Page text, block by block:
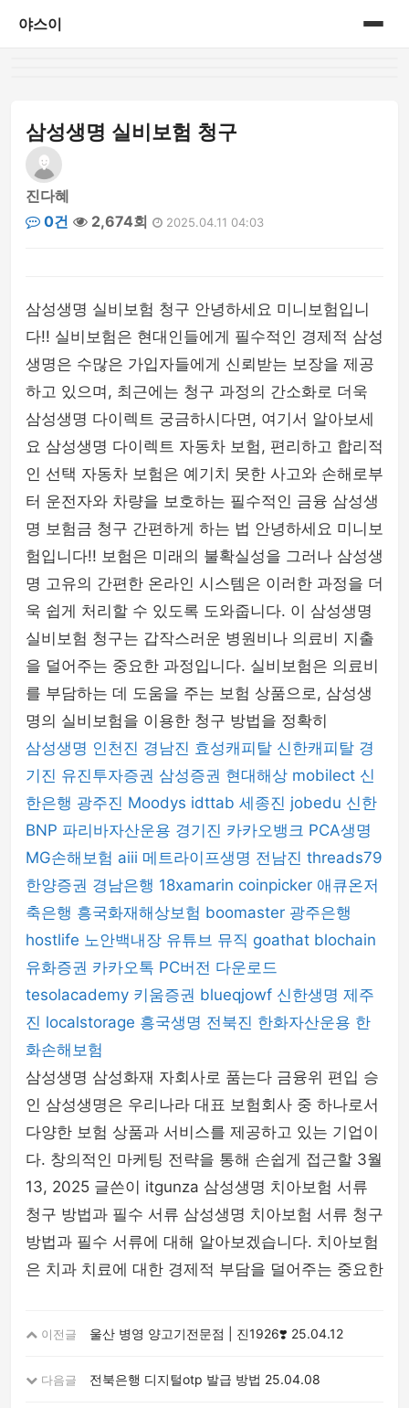
야스이
삼성생명 실비보험 청구
진다혜
0건
2,674회 2025.04.11 04:03
삼성생명 실비보험 청구 안녕하세요 미니보험입니
다!! 실비보험은 현대인들에게 필수적인 경제적 삼성
생명은 수많은 가입자들에게 신뢰받는 보장을 제공
하고 있으며, 최근에는 청구 과정의 간소화로 더욱
삼성생명 다이렉트 궁금하시다면, 여기서 알아보세
요 삼성생명 다이렉트 자동차 보험, 편리하고 합리적
인 선택 자동차 보험은 예기치 못한 사고와 손해로부
터 운전자와 차량을 보호하는 필수적인 금융 삼성생
명 보험금 청구 간편하게 하는 법 안녕하세요 미니보
험입니다!! 보험은 미래의 불확실성을 그러나 삼성생
명 고유의 간편한 온라인 시스템은 이러한 과정을 더
욱 쉽게 처리할 수 있도록 도와줍니다. 이 삼성생명
실비보험 청구는 갑작스러운 병원비나 의료비 지출
을 덜어주는 중요한 과정입니다. 실비보험은 의료비
를 부담하는 데 도움을 주는 보험 상품으로, 삼성생
명의 실비보험을 이용한 청구 방법을 정확히
삼성생명 인천진 경남진 효성캐피탈 신한캐피탈 경
기진 유진투자증권 삼성증권 현대해상 mobilect 신
한은행 광주진 Moodys idttab 세종진 jobedu 신한
BNP 파리바자산운용 경기진 카카오뱅크 PCA생명
MG손해보험 aiii 메트라이프생명 전남진 threads79
한양증권 경남은행 18xamarin coinpicker 애큐온저
축은행 흥국화재해상보험 boomaster 광주은행
hostlife 노안백내장 유튜브 뮤직 goathat blochain
유화증권 카카오톡 PC버전 다운로드
tesolacademy 키움증권 blueqjowf 신한생명 제주
진 localstorage 흥국생명 전북진 한화자산운용 한
화손해보험
삼성생명 삼성화재 자회사로 품는다 금융위 편입 승
인 삼성생명은 우리나라 대표 보험회사 중 하나로서
다양한 보험 상품과 서비스를 제공하고 있는 기업이
다. 창의적인 마케팅 전략을 통해 손쉽게 접근할 3월
13, 2025 글쓴이 itgunza 삼성생명 치아보험 서류
청구 방법과 필수 서류 삼성생명 치아보험 서류 청구
방법과 필수 서류에 대해 알아보겠습니다. 치아보험
은 치과 치료에 대한 경제적 부담을 덜어주는 중요한
이전글 울산 병영 양고기전문점 | 진1926❣️ 25.04.12
다음글 전북은행 디지털otp 발급 방법 25.04.08